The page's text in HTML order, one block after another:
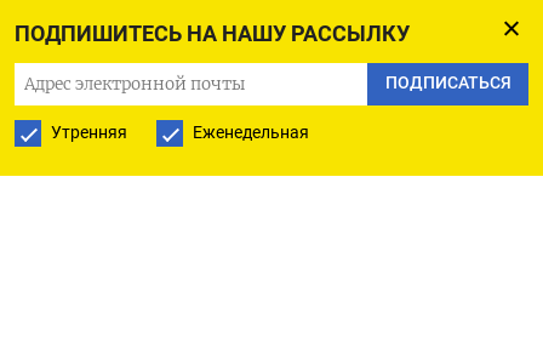
ПОДПИШИТЕСЬ НА НАШУ РАССЫЛКУ
ПОДПИСАТЬСЯ
Утренняя Еженедельная
прекрасно защищается, но не может атаковать.
Одержать победу в этом случае невозможно,
заявил Трамп и обвинил своего
предшественника в том, что тот не разрешал